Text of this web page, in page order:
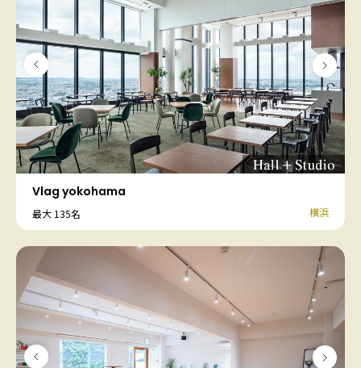
Vlag yokohama
最大 135名 横浜